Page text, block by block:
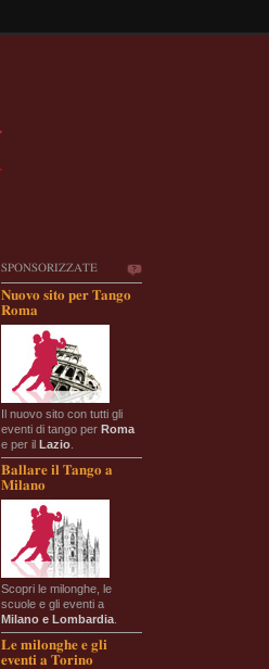
SPONSORIZZATE
Nuovo sito per Tango
Roma
Il nuovo sito con tutti gli
eventi di tango per Roma
e per il Lazio
Ballare il Tango a
Milano
Scopri le milonghe, le
scuole e gli eventi a
Milano e Lombardia
Le milonghe e gli
eventi a Torino